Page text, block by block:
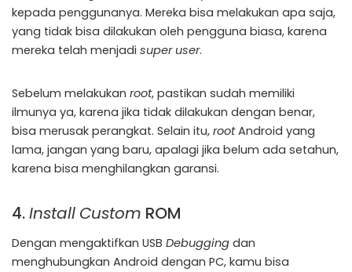
kepada penggunanya. Mereka bisa melakukan apa saja,
yang tidak bisa dilakukan oleh pengguna biasa, karena
mereka telah menjadi super user.
Sebelum melakukan root, pastikan sudah memiliki
ilmunya ya, karena jika tidak dilakukan dengan benar,
bisa merusak perangkat. Selain itu, rootAndroid yang
lama, jangan yang baru, apalagi jika belum ada setahun,
karena bisa menghilangkan garansi.
4.Install Custom ROM
Dengan mengaktifkan USB Debugging dan
menghubungkan Android dengan PC, kamu bisa